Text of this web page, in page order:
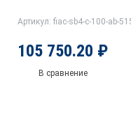
Артикул: fiac-sb4-c-100-ab-
105 750.20 ₽
В сравнение